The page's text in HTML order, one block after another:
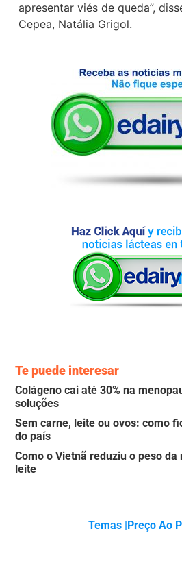
apresentar viés de queda”,
Cepea, Natália Grigol.
Te puede interesar
Colágeno cai até 30% na
soluções
Sem carne, leite ou ovos: como
do país
Como o Vietnã reduziu o peso da
leite
Temas | Preço Ao